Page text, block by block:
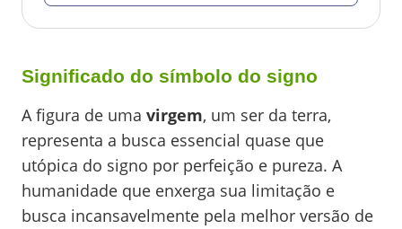
Significado do símbolo do signo
A figura de uma virgem, um ser da terra,
representa a busca essencial quase que
utópica do signo por perfeição e pureza. A
humanidade que enxerga sua limitação e
busca incansavelmente pela melhor versão de